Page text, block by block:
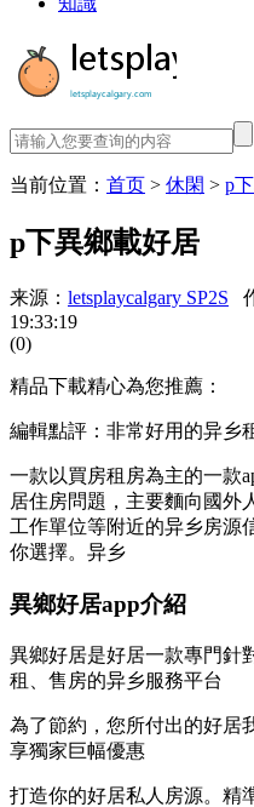
当前位置： 首页 > 休閑 > p
p下異鄉載好居
来源： letsplaycalgary SP2S
19:33:19
(0)
精品下載精心為您推薦：
編輯點評：非常好用的异乡
一款以買房租房為主的一款
居住房問題，主要麵向國外
工作單位等附近的异乡房源
你選擇。异乡
異鄉好居app介紹
異鄉好居是好居一款專門針
租、售房的异乡服務平台
為了節約，您所付出的好居
享獨家巨幅優惠
打造你的好居私人房源。精